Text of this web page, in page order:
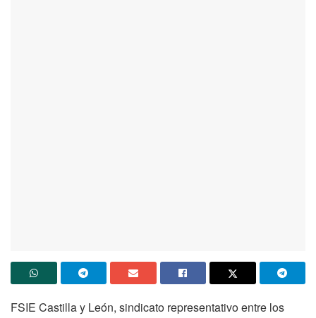
FSIE Castilla y León, sindicato representativo entre los